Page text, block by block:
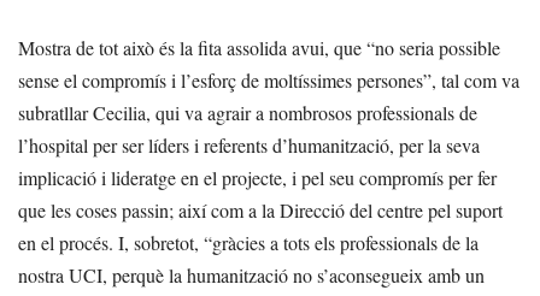
Mostra de tot això és la fita assolida avui, que “no seria possible
sense el compromís i l’esforç de moltíssimes persones”, tal com va
subratllar Cecilia, qui va agrair a nombrosos professionals de
l’hospital per ser líders i referents d’humanització, per la seva
implicació i lideratge en el projecte, i pel seu compromís per fer
que les coses passin; així com a la Direcció del centre pel suport
en el procés. I, sobretot, “gràcies a tots els professionals de la
nostra UCI, perquè la humanització no s’aconsegueix amb un